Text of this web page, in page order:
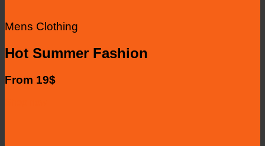
Mens Clothing
Hot Summer Fashion
From 19$